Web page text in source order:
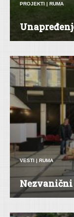
PROJEKTI | RUMA
VESTI | RUMA
Nezvanični